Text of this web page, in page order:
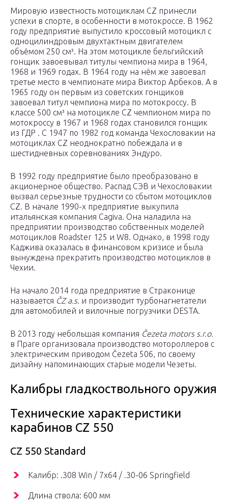
Мировую известность мотоциклам CZ принесли
успехи в спорте, в особенности в мотокроссе. В 1962
году предприятие выпустило кроссовый мотоцикл с
одноцилиндровым двухтактным двигателем
объёмом 250 см³. На этом мотоцикле бельгийский
гонщик завоевывал титулы чемпиона мира в 1964,
1968 и 1969 годах. В 1964 году на нём же завоевал
третье место в чемпионате мира Виктор Арбеков. А в
1965 году он первым из советских гонщиков
завоевал титул чемпиона мира по мотокроссу. В
классе 500 см³ на мотоцикле CZ чемпионом мира по
мотокроссу в 1967 и 1968 годах становился гонщик
из ГДР . С 1947 по 1982 год команда Чехословакии на
мотоциклах CZ неоднократно побеждала и в
шестидневных соревнованиях Эндуро.
В 1992 году предприятие было преобразовано в
акционерное общество. Распад СЭВ и Чехословакии
вызвал серьезные трудности со сбытом мотоциклов
CZ. В начале 1990-х предприятие выкупила
итальянская компания Cagiva. Она наладила на
предприятии производство собственных моделей
мотоциклов Roadster 125 и W8. Однако, в 1998 году
Каджива оказалась в финансовом кризисе и была
вынуждена прекратить производство мотоциклов в
Чехии.
На начало 2014 года предприятие в Страконице
называется ČZ a.s. и производит турбонагнетатели
для автомобилей и вилочные погрузчики DESTA.
В 2013 году небольшая компания Čezeta motors s.r.o.
в Праге организовала производство мотороллеров с
электрическим приводом Čezeta 506, по своему
дизайну напоминающих старые модели Чезеты.
Калибры гладкоствольного оружия
Технические характеристики
карабинов CZ 550
CZ 550 Standard
Калибр: .308 Win / 7х64 / .30-06 Springfield
Длина ствола: 600 мм